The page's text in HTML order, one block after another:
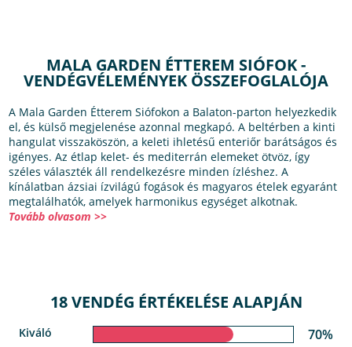
MALA GARDEN ÉTTEREM SIÓFOK -
VENDÉGVÉLEMÉNYEK ÖSSZEFOGLALÓJA
A Mala Garden Étterem Siófokon a Balaton-parton helyezkedik
el, és külső megjelenése azonnal megkapó. A beltérben a kinti
hangulat visszaköszön, a keleti ihletésű enteriőr barátságos és
igényes. Az étlap kelet- és mediterrán elemeket ötvöz, így
széles választék áll rendelkezésre minden ízléshez. A
kínálatban ázsiai ízvilágú fogások és magyaros ételek egyaránt
megtalálhatók, amelyek harmonikus egységet alkotnak.
Tovább olvasom >>
18 VENDÉG ÉRTÉKELÉSE ALAPJÁN
Kiváló 70%